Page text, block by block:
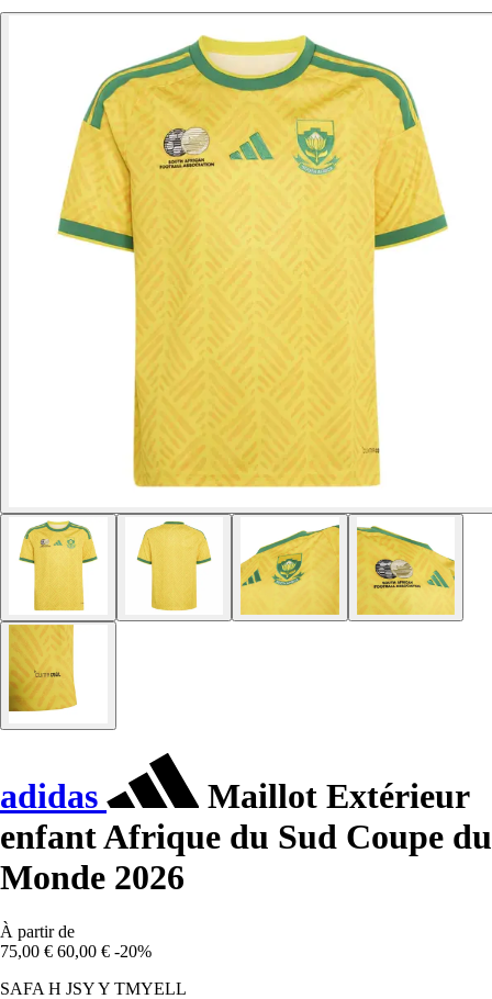
adidas
Maillot Extérieur
enfant Afrique du Sud Coupe du
Monde 2026
À partir de
75,00 € 60,00 € -20%
SAFA H JSY Y TMYELL